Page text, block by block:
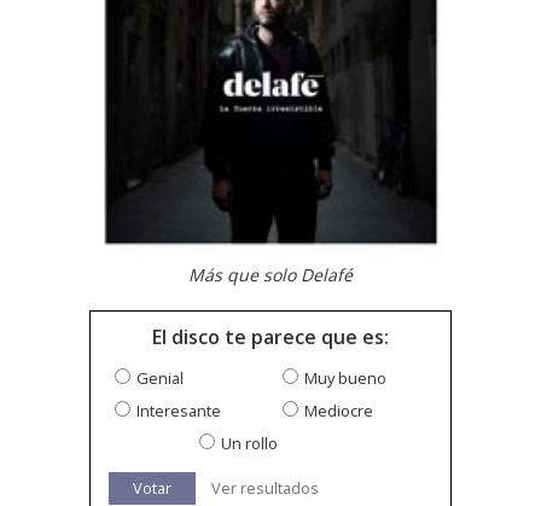
Más que solo Delafé
El disco te parece que es:
Genial
Muy bueno
Interesante
Mediocre
Un rollo
Votar Ver resultados